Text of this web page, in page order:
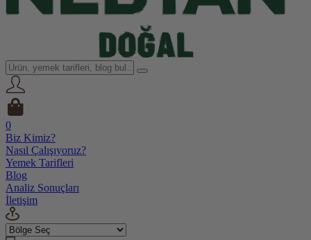
0
Biz Kimiz?
Nasıl Çalışıyoruz?
Yemek Tarifleri
Blog
Analiz Sonuçları
İletişim